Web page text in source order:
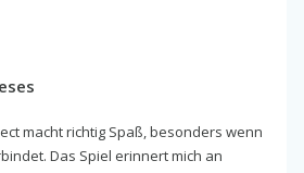
macht richtig Spaß, besonders wenn
Das Spiel erinnert mich an